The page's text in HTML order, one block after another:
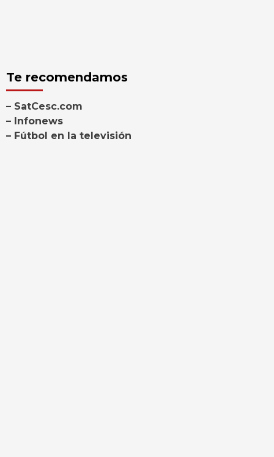
Te recomendamos
– SatCesc.com
– Infonews
– Fútbol en la televisión